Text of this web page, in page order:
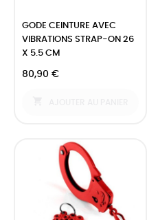
GODE CEINTURE AVEC
VIBRATIONS STRAP-ON 26
X 5.5 CM
80,90 €